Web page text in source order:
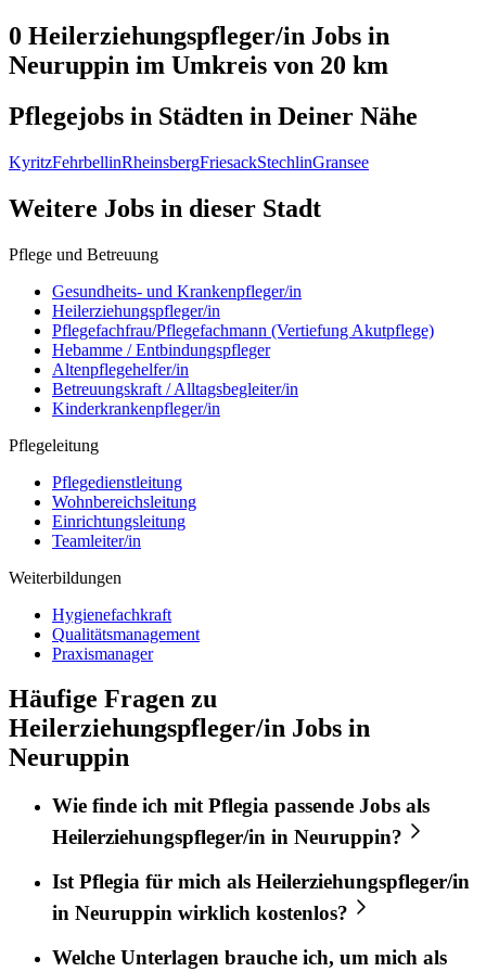
0 Heilerziehungspfleger/in Jobs in
Neuruppin im Umkreis von 20 km
Pflegejobs in Städten in Deiner Nähe
KyritzFehrbellinRheinsbergFriesackStechlinGransee
Weitere Jobs in dieser Stadt
Pflege und Betreuung
Gesundheits- und Krankenpfleger/in
Heilerziehungspfleger/in
Pflegefachfrau/Pflegefachmann (Vertiefung Akutpflege)
Hebamme / Entbindungspfleger
Altenpflegehelfer/in
Betreuungskraft / Alltagsbegleiter/in
Kinderkrankenpfleger/in
Pflegeleitung
Pflegedienstleitung
Wohnbereichsleitung
Einrichtungsleitung
Teamleiter/in
Weiterbildungen
Hygienefachkraft
Qualitätsmanagement
Praxismanager
Häufige Fragen zu
Heilerziehungspfleger/in Jobs in
Neuruppin
Wie finde ich mitPflegia passende Jobs als
Heilerziehungspfleger/in in Neuruppin?
Ist Pflegia für mich als Heilerziehungspfleger/in
in Neuruppin wirklich kostenlos?
Welche Unterlagen brauche ich, um mich als